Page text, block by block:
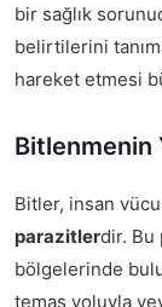
bir sağlık
belirtilerini
hareket etmesi
Bitlenmenin
Bitler, insan
parazitlerdir. Bu
bölgelerinde
temas yoluyla